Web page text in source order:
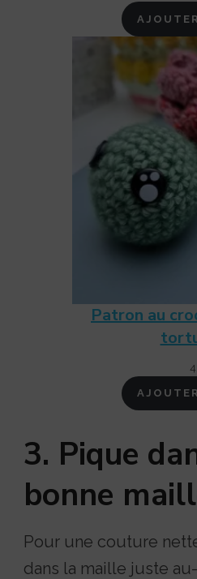
Patron au
3. Pique
bonne
Pour une couture
dans la maille juste